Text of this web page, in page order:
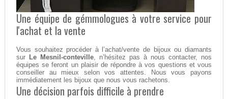
Une équipe de gémmologues à votre service pour
l'achat et la vente
Vous souhaitez procéder à l’achat/vente de bijoux ou diamants
sur Le Mesnil-conteville, n’hésitez pas à nous contacter, nos
équipes se feront un plaisir de répondre à vos questions et vous
conseiller au mieux selon vos attentes. Nous vous payons
immédiatement les bijoux que nous vous rachetons.
Une décision parfois difficile à prendre